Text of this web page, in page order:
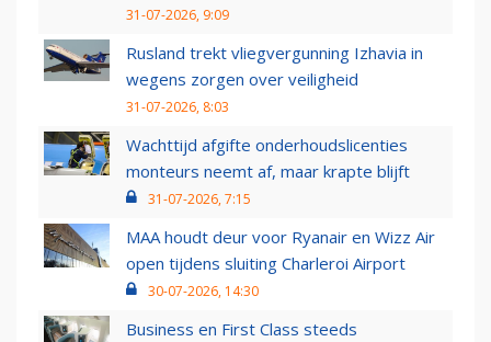
31-07-2026, 9:09
Rusland trekt vliegvergunning Izhavia in
wegens zorgen over veiligheid
31-07-2026, 8:03
Wachttijd afgifte onderhoudslicenties
monteurs neemt af, maar krapte blijft
31-07-2026, 7:15
MAA houdt deur voor Ryanair en Wizz Air
open tijdens sluiting Charleroi Airport
30-07-2026, 14:30
Business en First Class steeds